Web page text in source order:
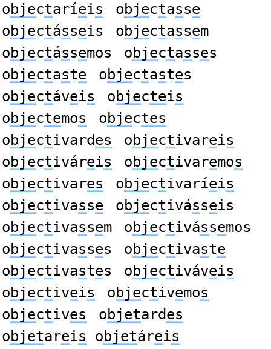
objectaríeis objectasse
objectásseis objectassem
objectássemos objectasses
objectaste objectastes
objectáveis objecteis
objectemos objectes
objectivardes objectivareis
objectiváreis objectivaremos
objectivares objectivaríeis
objectivasse objectivásseis
objectivassem objectivássemos
objectivasses objectivaste
objectivastes objectiváveis
objectiveis objectivemos
objectives objetardes
objetareis objetáreis